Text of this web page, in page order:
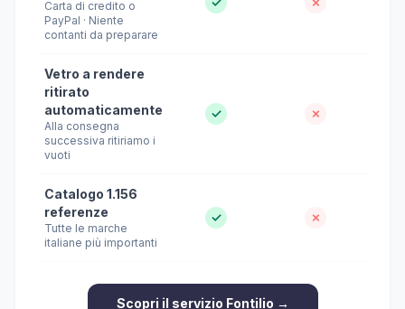
Carta di credito o
PayPal · Niente
contanti da preparare
Vetro a rendere
ritirato
automaticamente
Alla consegna
successiva ritiriamo i
vuoti
✓ ✗
Catalogo 1.156
referenze
Tutte le marche
italiane più importanti
✓ ✗
Scopri il servizio Fontilio →